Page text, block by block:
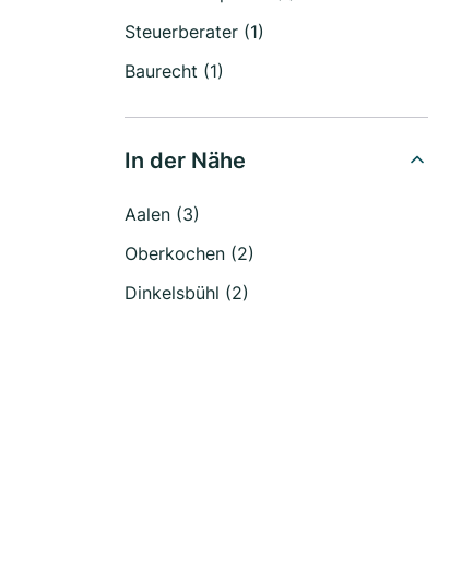
Steuerberater (1)
Baurecht (1)
In der Nähe
Aalen (3)
Oberkochen (2)
Dinkelsbühl (2)